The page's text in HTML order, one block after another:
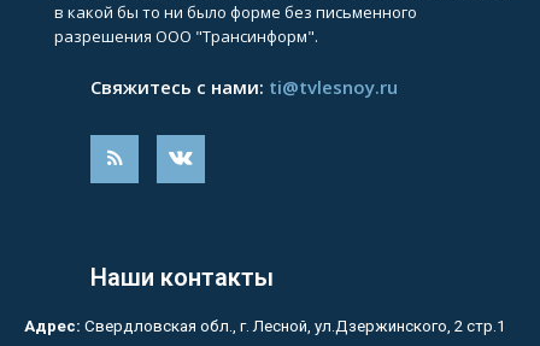
в какой бы то ни было форме без письменного
разрешения ООО "Трансинформ".
Свяжитесь с нами: ti@tvlesnoy.ru
Наши контакты
Адрес: Свердловская обл., г. Лесной, ул.Дзержинского, 2 стр.1